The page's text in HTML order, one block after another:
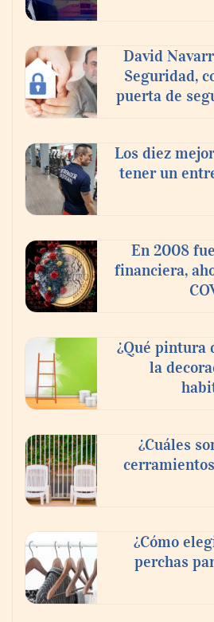
‘El ransomware se puede
Ricardo Palacio Escobar
David
Seguridad,
puerta de
Los diez
tener un
En 2008
financiera,
¿Qué pintura
la
¿Cuáles
¿Cómo
perchas